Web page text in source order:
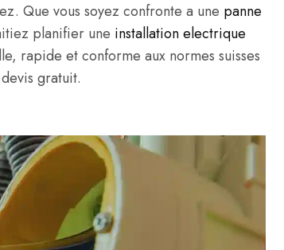
Que vous soyez confronte a une panne
planifier une installation electrique
rapide et conforme aux normes suisses
gratuit.